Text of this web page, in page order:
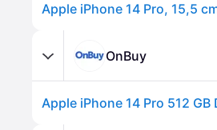
OnBuy
Apple iPhone 14 Pro 512 GB